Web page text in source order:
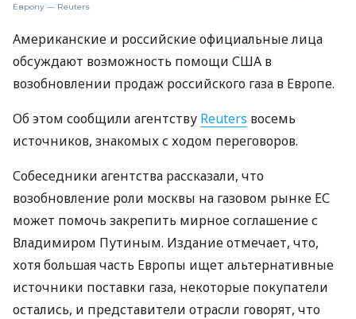
Европу — Reuters
Американские и российские официальные лица
обсуждают возможность помощи США в
возобновлении продаж российского газа в Европе.
Об этом сообщили агентству Reuters восемь
источников, знакомых с ходом переговоров.
Собеседники агентства рассказали, что
возобновление роли москвы на газовом рынке ЕС
может помочь закрепить мирное соглашение с
Владимиром Путиным. Издание отмечает, что,
хотя большая часть Европы ищет альтернативные
источники поставки газа, некоторые покупатели
остались, и представители отрасли говорят, что